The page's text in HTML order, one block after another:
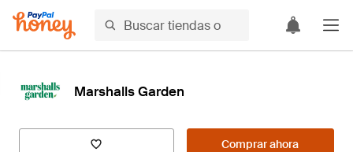
Marshalls Garden
Comprar ahora